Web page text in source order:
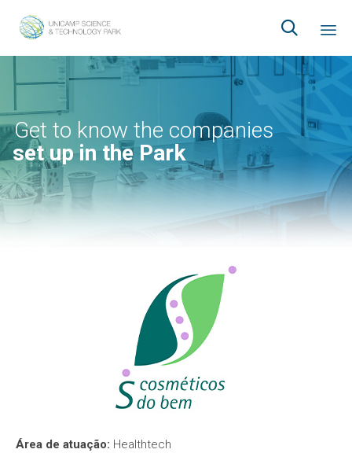

set up in the Park
Get to know the companies
Área de atuação: Healthtech